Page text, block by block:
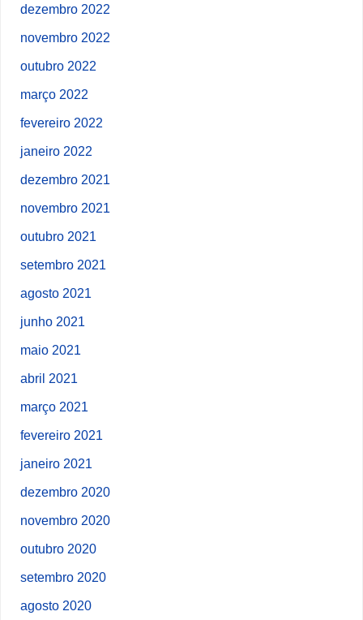
dezembro 2022
novembro 2022
outubro 2022
março 2022
fevereiro 2022
janeiro 2022
dezembro 2021
novembro 2021
outubro 2021
setembro 2021
agosto 2021
junho 2021
maio 2021
abril 2021
março 2021
fevereiro 2021
janeiro 2021
dezembro 2020
novembro 2020
outubro 2020
setembro 2020
agosto 2020